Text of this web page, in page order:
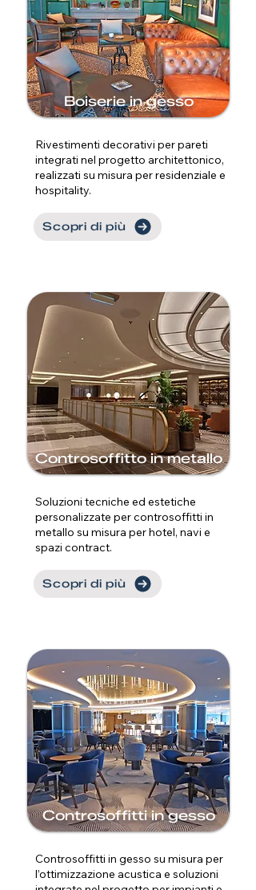
Boiserie in gesso
Rivestimenti decorativi per pareti
integrati nel progetto architettonico,
realizzati su misura per residenziale e
hospitality.
Scopri di più
Controsoffitto in metallo
Soluzioni tecniche ed estetiche
personalizzate per controsoffitti in
metallo su misura per hotel, navi e
spazi contract.
Scopri di più
Controsoffitti in gesso
Controsoffitti in gesso su misura per
l’ottimizzazione acustica e soluzioni